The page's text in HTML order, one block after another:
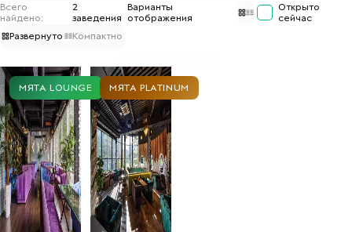
ый Wi
Всего
найдено:
2
заведения
Варианты
отображения
Открыто
сейчас
Развернуто
Компактно
МЯТА LOUNGE МЯТА PLATINUM